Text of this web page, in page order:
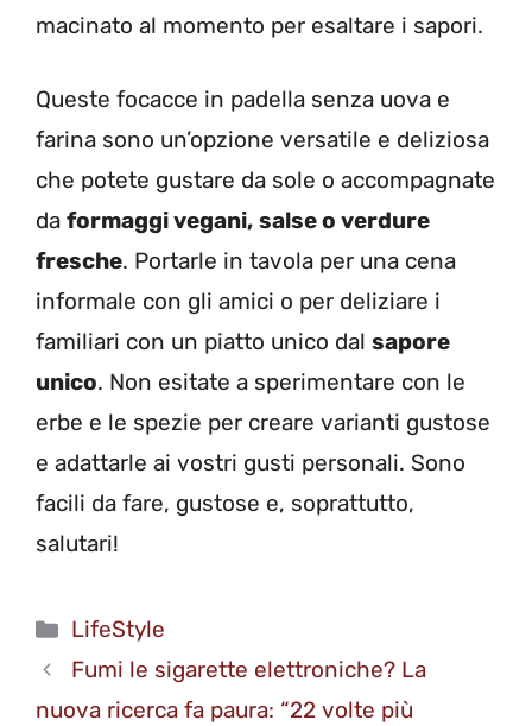
macinato al momento per esaltare i sapori.
Queste focacce in padella senza uova e
farina sono un’opzione versatile e deliziosa
che potete gustare da sole o accompagnate
da formaggi vegani, salse o verdure
fresche. Portarle in tavola per una cena
informale con gli amici o per deliziare i
familiari con un piatto unico dal sapore
unico. Non esitate a sperimentare con le
erbe e le spezie per creare varianti gustose
e adattarle ai vostri gusti personali. Sono
facili da fare, gustose e, soprattutto,
salutari!
Categorie
LifeStyle
Fumi le sigarette elettroniche? La
nuova ricerca fa paura: “22 volte più